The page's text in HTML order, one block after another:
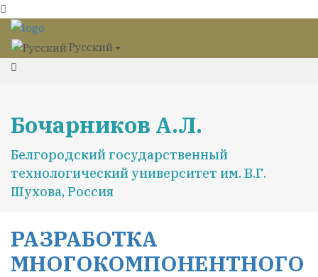
Русский
Бочарников А.Л.
Белгородский государственный
технологический университет им. В.Г.
Шухова, Россия
РАЗРАБОТКА
МНОГОКОМПОНЕНТНОГО